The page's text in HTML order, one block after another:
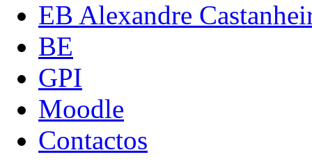
EB Alexandre
BE
GPI
Moodle
Contactos